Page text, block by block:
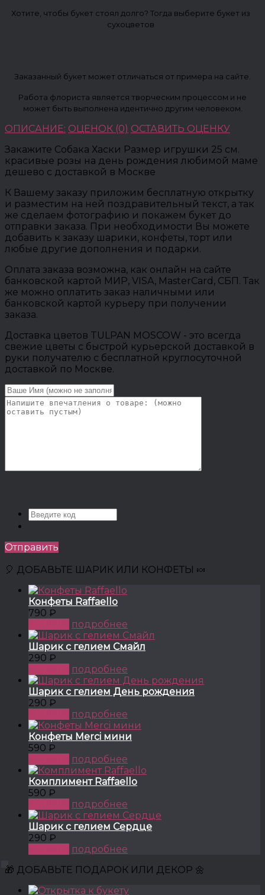
Хотите, чтобы букет стоял долго? Тогда выберите букет из
сухоцветов
Заказанный букет может отличаться от примера на сайте.
Работа флориста является творческим процессом и не
может быть выполнена идентично другим человеком.
ОПИСАНИЕ: ОЦЕНОК (0) ОСТАВИТЬ ОЦЕНКУ
Закажите Собака Хаски Размер игрушки 25 см.
красивые розы на день рождения любимой маме
дешево с доставкой в Москве
К Вашему заказу приложим бесплатную открытку
и разместим на ней поздравительный текст, а так
же сделаем фотографию и покажем букет до
отправки заказа. При необходимости Вы можете
добавить к заказу шарики, конфеты, торт или
любые другие дополнения и подарки.
Оплата заказа возможна, как онлайн на сайте
банковской картой МИР, VISA, MasterCard, СБП. Так
же можно оплатить заказ наличными или
банковской картой курьеру при получении
заказа.
Доставка цветов TULPAN MOSCOW - это всегда
свежие цветы с быстрой курьерской доставкой в
руки получателю с бесплатной круглосуточной
доставкой по Москве.
Отправить
🎈 ДОБАВЬТЕ ШАРИК ИЛИ КОНФЕТЫ 🍬
Конфеты Raffaello
790 ₽
подробнее
Шарик с гелием Смайл
290 ₽
подробнее
Шарик с гелием День рождения
290 ₽
подробнее
Конфеты Merci мини
590 ₽
подробнее
Комплимент Raffaello
590 ₽
подробнее
Шарик с гелием Сердце
290 ₽
подробнее
🎁 ДОБАВЬТЕ ПОДАРОК ИЛИ ДЕКОР 🌼